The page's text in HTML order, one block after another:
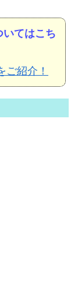
てはこち
ご紹介！